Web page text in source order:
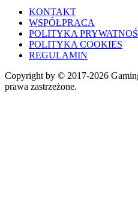
KONTAKT
WSPÓŁPRACA
POLITYKA
POLITYKA COOKIES
REGULAMIN
Copyright by © 2017-2026
prawa zastrzeżone.